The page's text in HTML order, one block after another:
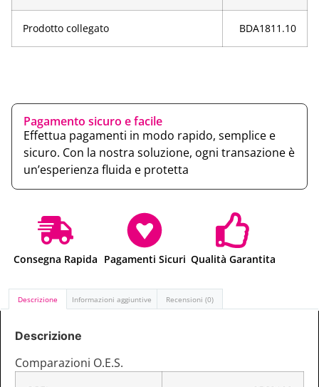
Prodotto collegato BDA1811.10
Pagamento sicuro e facile
Effettua pagamenti in modo rapido, semplice e
sicuro. Con la nostra soluzione, ogni transazione è
un’esperienza fluida e protetta
Consegna Rapida Pagamenti Sicuri Qualità Garantita
Descrizione Informazioni aggiuntive Recensioni (0)
Descrizione
Comparazioni O.E.S.